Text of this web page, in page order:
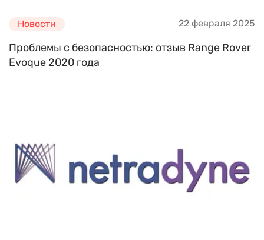
Новости 22 февраля 2025
Проблемы с безопасностью: отзыв Range Rover
Evoque 2020 года